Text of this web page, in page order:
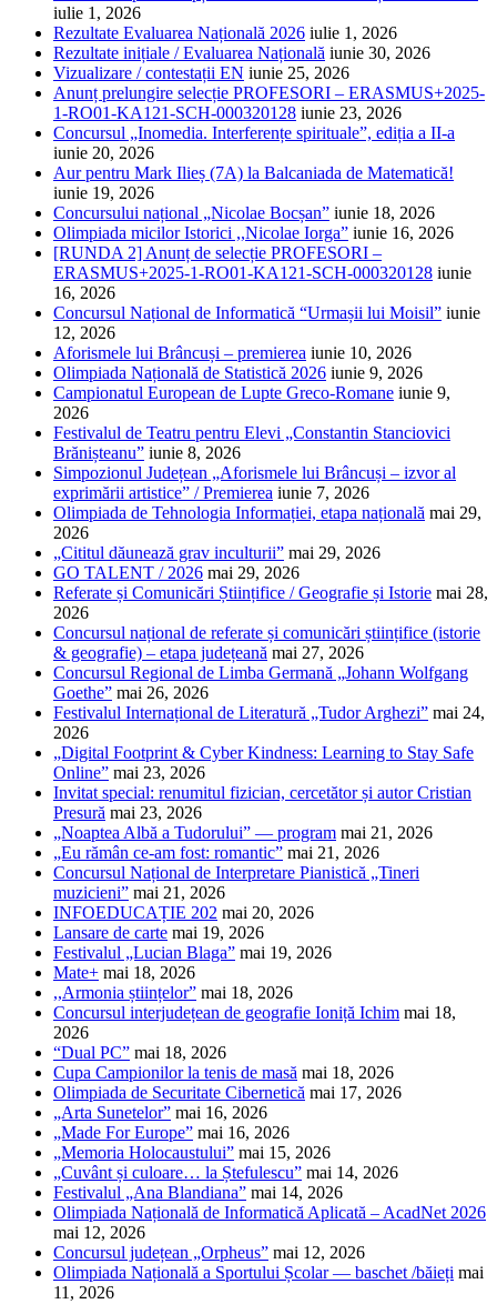
iulie 1, 2026
Rezultate Evaluarea Națională 2026 iulie 1, 2026
Rezultate inițiale / Evaluarea Națională iunie 30, 2026
Vizualizare / contestații EN iunie 25, 2026
Anunț prelungire selecție PROFESORI – ERASMUS+2025-
1-RO01-KA121-SCH-000320128 iunie 23, 2026
Concursul „Inomedia. Interferențe spirituale”, ediția a II-a
iunie 20, 2026
Aur pentru Mark Ilieș (7A) la Balcaniada de Matematică!
iunie 19, 2026
Concursului național „Nicolae Bocșan” iunie 18, 2026
Olimpiada micilor Istorici ,,Nicolae Iorga” iunie 16, 2026
[RUNDA 2] Anunț de selecție PROFESORI –
ERASMUS+2025-1-RO01-KA121-SCH-000320128 iunie
16, 2026
Concursul Național de Informatică “Urmașii lui Moisil” iunie
12, 2026
Aforismele lui Brâncuși – premierea iunie 10, 2026
Olimpiada Națională de Statistică 2026 iunie 9, 2026
Campionatul European de Lupte Greco-Romane iunie 9,
2026
Festivalul de Teatru pentru Elevi „Constantin Stanciovici
Brănișteanu” iunie 8, 2026
Simpozionul Județean „Aforismele lui Brâncuși – izvor al
exprimării artistice” / Premierea iunie 7, 2026
Olimpiada de Tehnologia Informației, etapa națională mai 29,
2026
„Cititul dăunează grav inculturii” mai 29, 2026
GO TALENT / 2026 mai 29, 2026
Referate și Comunicări Științifice / Geografie și Istorie mai 28,
2026
Concursul național de referate și comunicări științifice (istorie
& geografie) – etapa județeană mai 27, 2026
Concursul Regional de Limba Germană „Johann Wolfgang
Goethe” mai 26, 2026
Festivalul Internațional de Literatură „Tudor Arghezi” mai 24,
2026
„Digital Footprint & Cyber Kindness: Learning to Stay Safe
Online” mai 23, 2026
Invitat special: renumitul fizician, cercetător și autor Cristian
Presură mai 23, 2026
„Noaptea Albă a Tudorului” — program mai 21, 2026
„Eu rămân ce-am fost: romantic” mai 21, 2026
Concursul Național de Interpretare Pianistică „Tineri
muzicieni” mai 21, 2026
INFOEDUCAȚIE 202 mai 20, 2026
Lansare de carte mai 19, 2026
Festivalul „Lucian Blaga” mai 19, 2026
Mate+ mai 18, 2026
,,Armonia științelor” mai 18, 2026
Concursul interjudețean de geografie Ioniță Ichim mai 18,
2026
“Dual PC” mai 18, 2026
Cupa Campionilor la tenis de masă mai 18, 2026
Olimpiada de Securitate Cibernetică mai 17, 2026
„Arta Sunetelor” mai 16, 2026
„Made For Europe” mai 16, 2026
„Memoria Holocaustului” mai 15, 2026
„Cuvânt și culoare… la Ștefulescu” mai 14, 2026
Festivalul „Ana Blandiana” mai 14, 2026
Olimpiada Națională de Informatică Aplicată – AcadNet 2026
mai 12, 2026
Concursul județean „Orpheus” mai 12, 2026
Olimpiada Națională a Sportului Școlar — baschet /băieți mai
11, 2026